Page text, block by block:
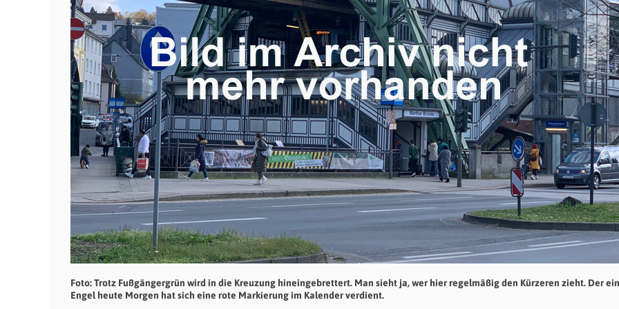
Foto: Trotz Fußgängergrün wird in die Kreuzung hineingebrettert. Man sieht ja, wer hier regelmäßig den Kürzeren zieht. Der
Engel heute Morgen hat sich eine rote Markierung im Kalender verdient.